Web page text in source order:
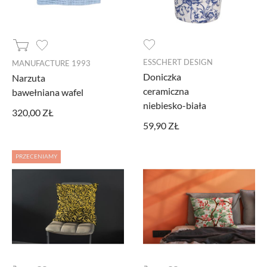
MANUFACTURE 1993
Narzuta
bawełniana wafel
320,00 ZŁ
ESSCHERT DESIGN
Doniczka
ceramiczna
niebiesko-biała
59,90 ZŁ
PRZECENIAMY